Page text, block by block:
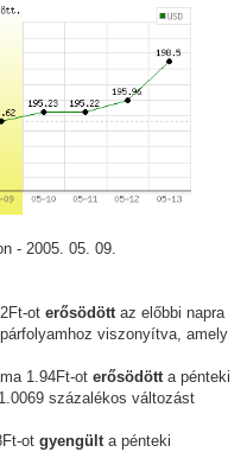
ot erősödöttaz előbbi napra
viszonyítva, amely
1.94Ft-ot erősödötta pénteki
százalékos változást
ot gyengülta pénteki